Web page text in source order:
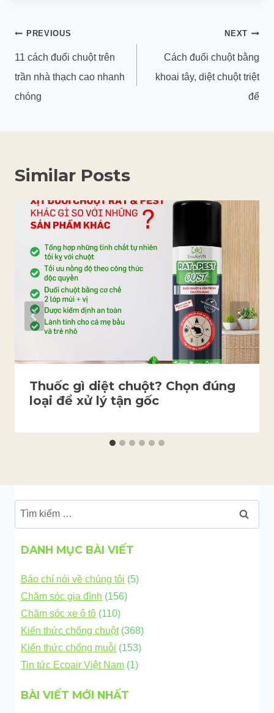
Điều
hướng
bài
viết
PREVIOUS
11 cách đuổi chuột trên
trần nhà thạch cao nhanh
chóng
NEXT
Cách đuổi chuột bằng
khoai tây, diệt chuột triệt
để
Similar Posts
Thuốc gì diệt chuột? Chọn đúng
loại để xử lý tận gốc
Tìm
kiếm
cho:
DANH MỤC BÀI VIẾT
Báo chí nói về chúng tôi (5)
Chăm sóc gia đình (156)
Chăm sóc xe ô tô (110)
Kiến thức chống chuột(368)
Kiến thức chống muỗi (153)
Tin tức Ecoair Việt Nam (1)
BÀI VIẾT MỚI NHẤT